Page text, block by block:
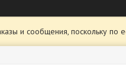
и сообщения, поскольку